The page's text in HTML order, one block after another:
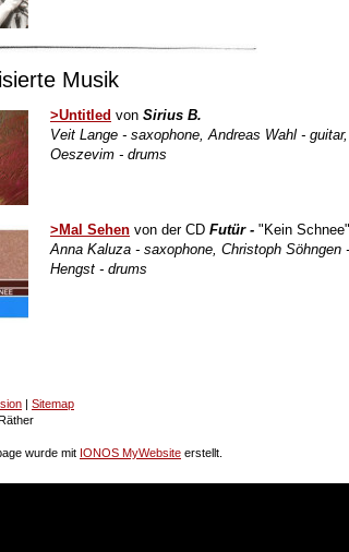
Musik
>Untitled von Sirius B.
Veit Lange - saxophone, Andreas Wahl -
Oeszevim - drums
>Mal Sehen von der CD Futür - "Kein
Anna Kaluza - saxophone, Christoph
Hengst - drums
| Sitemap
wurde mit IONOS MyWebsite erstellt.